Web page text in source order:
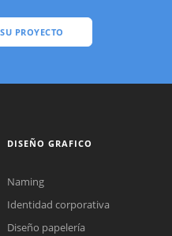
PROYECTO
DISEÑO GRAFICO
Naming
Identidad corporativa
Diseño papelería